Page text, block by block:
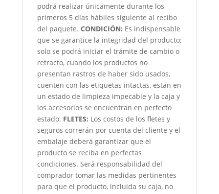
podrá realizar únicamente durante los
primeros 5 días hábiles siguiente al recibo
del paquete. CONDICIÓN: Es indispensable
que se garantice la integridad del producto;
solo se podrá iniciar el trámite de cambio o
retracto, cuando los productos no
presentan rastros de haber sido usados,
cuenten con las etiquetas intactas, están en
un estado de limpieza impecable y la caja y
los accesorios se encuentran en perfecto
estado. FLETES: Los costos de los fletes y
seguros correrán por cuenta del cliente y el
embalaje deberá garantizar que el
producto se reciba en perfectas
condiciones. Será responsabilidad del
comprador tomar las medidas pertinentes
para que el producto, incluida su caja, no